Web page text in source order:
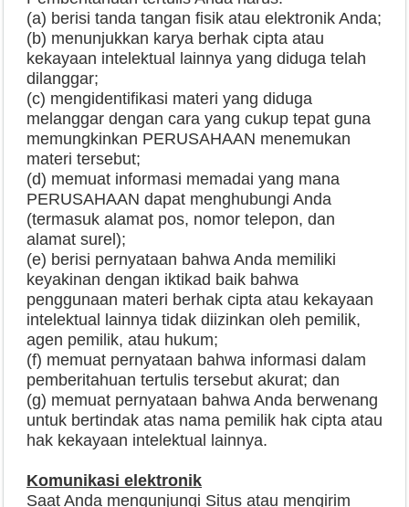
(a) berisi tanda tangan fisik atau elektronik Anda;
(b) menunjukkan karya berhak cipta atau
kekayaan intelektual lainnya yang diduga telah
dilanggar;
(c) mengidentifikasi materi yang diduga
melanggar dengan cara yang cukup tepat guna
memungkinkan PERUSAHAAN menemukan
materi tersebut;
(d) memuat informasi memadai yang mana
PERUSAHAAN dapat menghubungi Anda
(termasuk alamat pos, nomor telepon, dan
alamat surel);
(e) berisi pernyataan bahwa Anda memiliki
keyakinan dengan iktikad baik bahwa
penggunaan materi berhak cipta atau kekayaan
intelektual lainnya tidak diizinkan oleh pemilik,
agen pemilik, atau hukum;
(f) memuat pernyataan bahwa informasi dalam
pemberitahuan tertulis tersebut akurat; dan
(g) memuat pernyataan bahwa Anda berwenang
untuk bertindak atas nama pemilik hak cipta atau
hak kekayaan intelektual lainnya.
Komunikasi elektronik
Saat Anda mengunjungi Situs atau mengirim